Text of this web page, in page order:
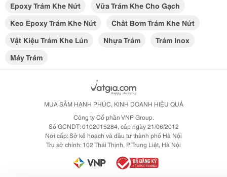
Epoxy Trám Khe Nứt
Vữa Trám Khe Cho Gạch
Keo Epoxy Trám Khe Nứt
Chât Bơm Trám Khe Nứt
Vật Kiệu Trám Khe Lún
Nhựa Trám
Trám Inox
Máy Trám
MUA SẮM HẠNH PHÚC, KINH DOANH HIỆU QUẢ
Công ty Cổ phần VNP Group.
Số GCNDT: 0102015284, cấp ngày 21/06/2012
Nơi cấp: Sở kế hoạch và đầu tư thành phố Hà Nội
Trụ sở chính: 102 Thái Thịnh, P. Trung Liệt, Hà Nội